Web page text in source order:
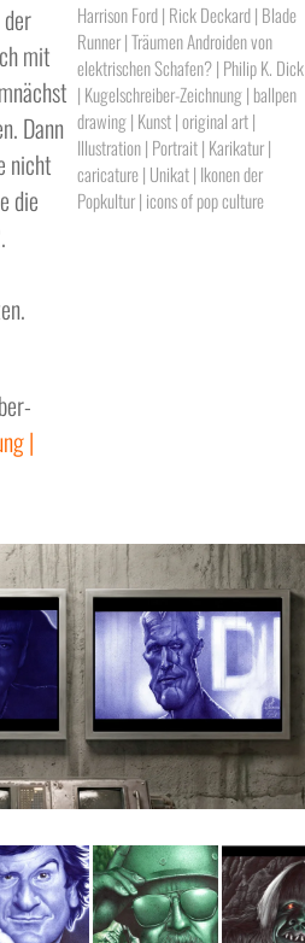
mit
Dann
nicht
die
|
Harrison Ford | Rick Deckard | Blade
Runner | Träumen Androiden von
elektrischen Schafen? | Philip K. Dick
| Kugelschreiber-Zeichnung | ballpen
drawing | Kunst | original art |
Illustration | Portrait | Karikatur |
caricature | Unikat | Ikonen der
Popkultur | icons of pop culture